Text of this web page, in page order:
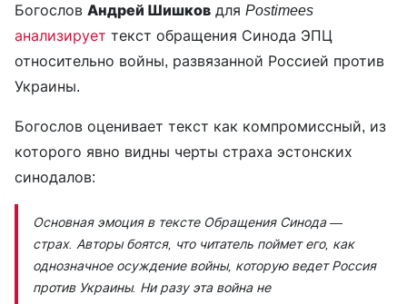
Богослов Андрей Шишков для Postimees
анализирует текст обращения Синода ЭПЦ
относительно войны, развязанной Россией против
Украины.
Богослов оценивает текст как компромиссный, из
которого явно видны черты страха эстонских
синодалов:
Основная эмоция в тексте Обращения Синода —
страх. Авторы боятся, что читатель поймет его, как
однозначное осуждение войны, которую ведет Россия
против Украины. Ни разу эта война не